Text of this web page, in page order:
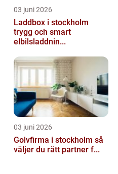
03 juni 2026
Laddbox i stockholm
trygg och smart
elbilsladdnin...
03 juni 2026
Golvfirma i stockholm så
väljer du rätt partner f...